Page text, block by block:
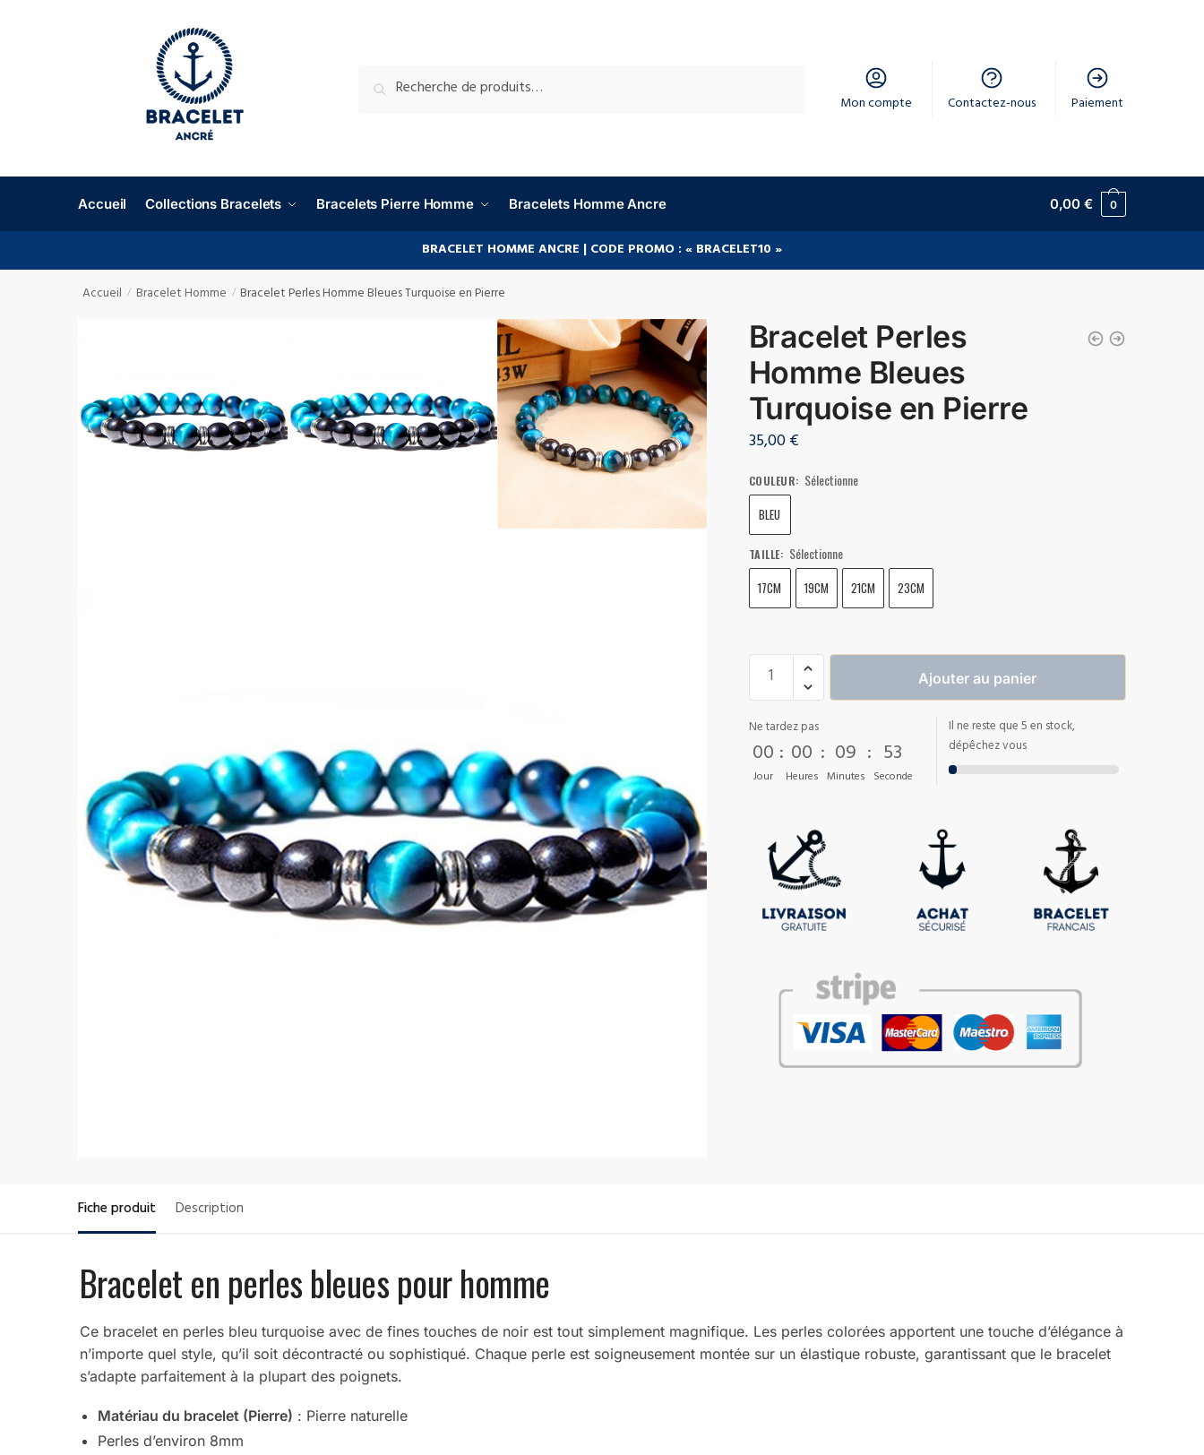
Mon compte Contactez-nous Paiement
Accueil Collections Bracelets Bracelets Pierre Homme Bracelets Homme Ancre 0,00€ 0
BRACELET HOMME ANCRE | CODE PROMO : « BRACELET10 »
Accueil / Bracelet Homme / Bracelet Perles Homme Bleues Turquoise en Pierre
Bracelet Perles
Homme Bleues
Turquoise en Pierre
35,00€
COULEUR: Sélectionne
BLEU
TAILLE: Sélectionne
17CM 19CM 21CM 23CM
Ajouter au panier
Ne tardez pas
00
Jour
: 00
Heures
: 09
Minutes
: 52
Seconde
Il ne reste que 5 en stock,
dépêchez vous
Fiche produit Description
Bracelet en perles bleues pour homme
Ce bracelet en perles bleu turquoise avec de fines touches de noir est tout simplement magnifique. Les perles colorées apportent une touche d’élégance à
n’importe quel style, qu’il soit décontracté ou sophistiqué. Chaque perle est soigneusement montée sur un élastique robuste, garantissant que le bracelet
s’adapte parfaitement à la plupart des poignets.
Matériau du bracelet (Pierre) : Pierre naturelle
Perles d’environ 8mm